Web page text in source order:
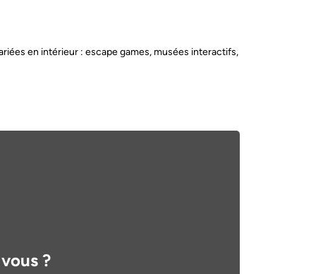
en intérieur : escape games, musées interactifs,
?